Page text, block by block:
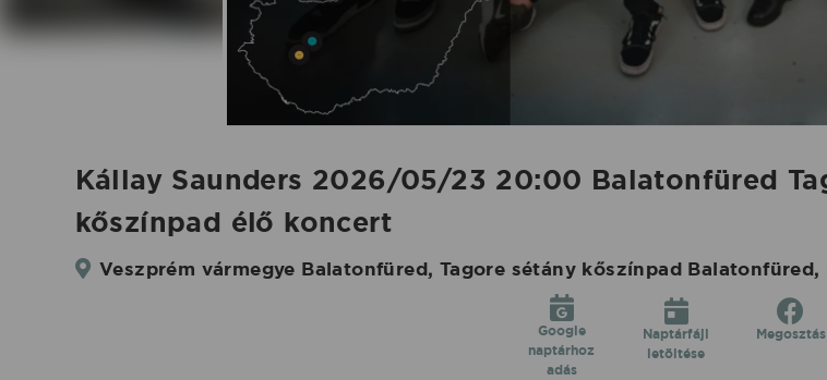
Koncertbooking
Kállay Saunders 2026/05/23 20:00 Balatonfüred
kőszínpad élő koncert
Veszprém vármegye Balatonfüred, Tagore sétány kőszínpad Balatonfüred,
Google
naptárhoz
adás
Naptárfájl
letöltése
Megosztás